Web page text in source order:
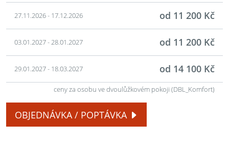
27.11.2026 - 17.12.2026 od 11 200 Kč
03.01.2027 - 28.01.2027 od 11 200 Kč
29.01.2027 - 18.03.2027 od 14 100 Kč
ceny za osobu ve dvoulůžkovém pokoji (DBL_Komfort)
OBJEDNÁVKA / POPTÁVKA